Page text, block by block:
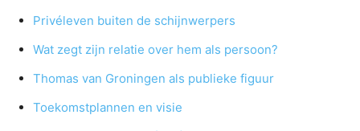
Privéleven buiten de schijnwerpers
Wat zegt zijn relatie over hem als persoon?
Thomas van Groningen als publieke figuur
Toekomstplannen en visie